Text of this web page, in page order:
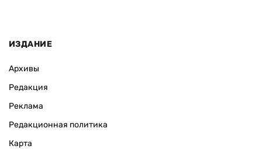
ИЗДАНИЕ
Архивы
Редакция
Реклама
Редакционная политика
Карта